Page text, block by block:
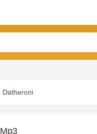
Datheroni